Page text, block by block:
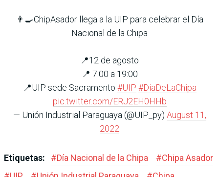
👨‍🍳ChipAsador llega a la UIP para celebrar el Día
Nacional de la Chipa
📍12 de agosto
📍 7:00 a 19:00
📍UIP sede Sacramento #UIP #DiaDeLaChipa
pic.twitter.com/ERJ2EH0HHb
— Unión Industrial Paraguaya (@UIP_py) August 11,
2022
Etiquetas: #Día Nacional de la Chipa #Chipa Asador